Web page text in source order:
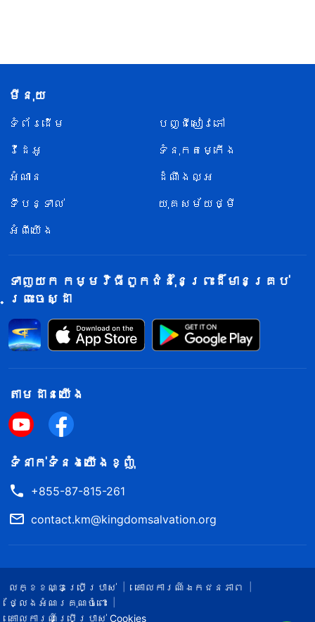
មីនុយ
ទំព័រ​ដើម
បញ្ជីសៀវភៅ
វីដេអូ
ទំនុកតម្កើង
អំណាន
ដំណឹងល្អ
ទីបន្ទាល់
យុគសម័យថ្មី
អំពីយើង
ទាញយក កម្មវិធីពួកជំនុំនៃព្រះដ៏មានគ្រប់
ព្រះចេស្ដា
តាម​ដាន​យើង​
ទំនាក់​ទំនង​យើង​ខ្ញុំ
+855-87-815-261
contact.km@kingdomsalvation.org
លក្ខខណ្ឌ​ប្រើប្រាស់​
គោលការណ៍ឯកជនភាព
ថ្លែងអំណរគុណចំពោះ
គោលការណ៍ប្រើប្រាស់ Cookies